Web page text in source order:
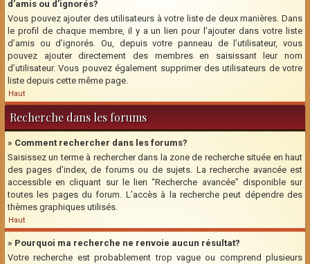
d’amis ou d’ignorés?
Vous pouvez ajouter des utilisateurs à votre liste de deux manières. Dans
le profil de chaque membre, il y a un lien pour l’ajouter dans votre liste
d’amis ou d’ignorés. Ou, depuis votre panneau de l’utilisateur, vous
pouvez ajouter directement des membres en saisissant leur nom
d’utilisateur. Vous pouvez également supprimer des utilisateurs de votre
liste depuis cette même page.
Haut
Recherche dans les forums
» Comment rechercher dans les forums?
Saisissez un terme à rechercher dans la zone de recherche située en haut
des pages d’index, de forums ou de sujets. La recherche avancée est
accessible en cliquant sur le lien “Recherche avancée” disponible sur
toutes les pages du forum. L’accès à la recherche peut dépendre des
thèmes graphiques utilisés.
Haut
» Pourquoi ma recherche ne renvoie aucun résultat?
Votre recherche est probablement trop vague ou comprend plusieurs